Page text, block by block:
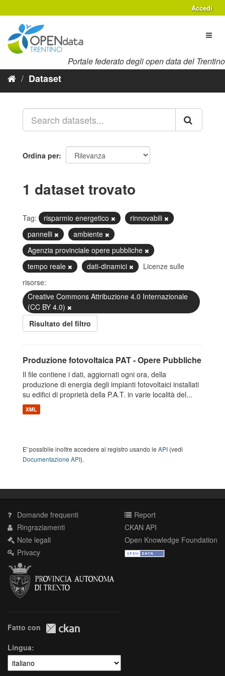
al
contenuto
Accedi
Portale federato degli open data del Trentino
Dataset
Ordina per
1 dataset trovato
Tag: risparmio energetico
rinnovabili
pannelli
ambiente
Agenzia provinciale opere pubbliche
tempo reale
dati-dinamici
Licenze sulle
risorse:
Creative Commons Attribuzione 4.0 Internazionale
(CC BY 4.0)
Risultato del filtro
Produzione fotovoltaica PAT - Opere Pubbliche
Il file contiene i dati, aggiornati ogni ora, della
produzione di energia degli impianti fotovoltaici installati
su edifici di proprietà della P.A.T. in varie località del...
XML
E' possibile inoltre accedere al registro usando le API (vedi
Documentazione API).
Domande frequenti
Ringraziamenti
Note legali
Privacy
Report
CKAN API
Open Knowledge Foundation
Fatto con
Lingua